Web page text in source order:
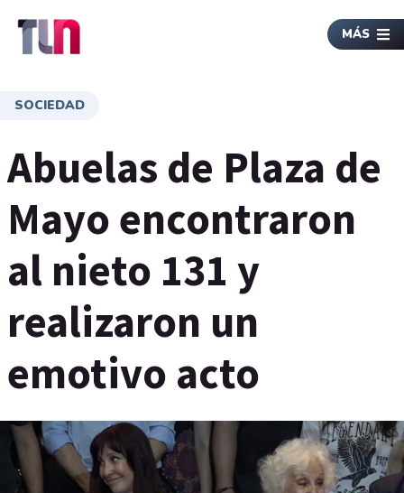
MÁS
SOCIEDAD
Abuelas de Plaza de
Mayo encontraron
al nieto 131 y
realizaron un
emotivo acto